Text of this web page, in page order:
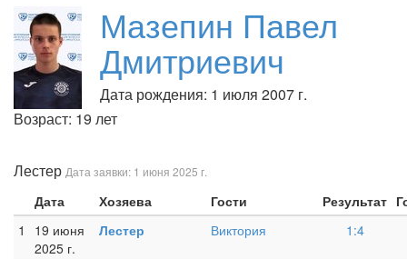
Мазепин Павел
Дмитриевич
Дата рождения: 1 июля 2007 г.
Возраст: 19 лет
Лестер Дата заявки: 1 июня 2025 г.
Дата Хозяева Гости Результат
1
19 июня
2025 г.
Лестер Виктория 1:4